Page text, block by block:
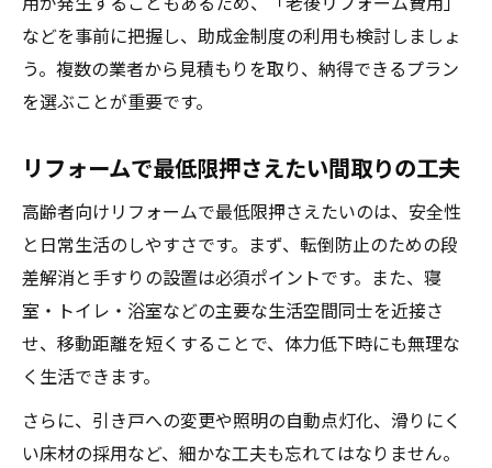
などを事前に把握し、助成金制度の利用も検討しましょ
う。複数の業者から見積もりを取り、納得できるプラン
を選ぶことが重要です。
リフォームで最低限押さえたい間取りの工夫
高齢者向けリフォームで最低限押さえたいのは、安全性
と日常生活のしやすさです。まず、転倒防止のための段
差解消と手すりの設置は必須ポイントです。また、寝
室・トイレ・浴室などの主要な生活空間同士を近接さ
せ、移動距離を短くすることで、体力低下時にも無理な
く生活できます。
さらに、引き戸への変更や照明の自動点灯化、滑りにく
い床材の採用など、細かな工夫も忘れてはなりません。